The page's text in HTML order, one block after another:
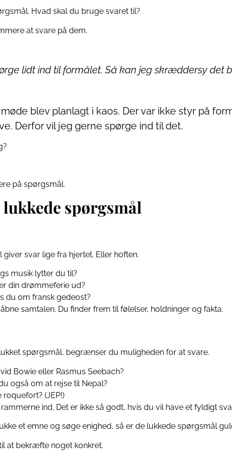
Hvad skal du bruge svaret til?
at svare på dem.
lidt ind til formålet. Så kan jeg skræddersy det
blev planlagt i kaos. Der var ikke styr på
Derfor vil jeg gerne spørge ind til det.
på spørgsmål.
lukkede spørgsmål
svar lige fra hjertet. Eller hoften.
musik lytter du til?
din drømmeferie ud?
du om fransk gedeost?
samtalen. Du finder frem til følelser, holdninger og fakta.
spørgsmål, begrænser du muligheden for at svare.
Bowie eller Rasmus Seebach?
også om at rejse til Nepal?
roquefort? (JEP!)
ind. Det er ikke så godt, hvis du vil have et fyldigt
et emne og søge enighed, så er de lukkede spørgsmål
at bekræfte noget konkret.